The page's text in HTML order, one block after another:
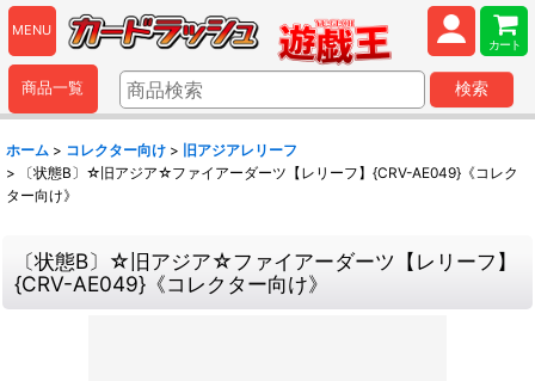
MENU
カート
商品一覧 検索
ホーム > コレクター向け > 旧アジアレリーフ
>
〔状態B〕☆旧アジア☆ファイアーダーツ【レリーフ】{CRV-AE049}《コレク
ター向け》
〔状態B〕☆旧アジア☆ファイアーダーツ【レリーフ】
{CRV-AE049}《コレクター向け》